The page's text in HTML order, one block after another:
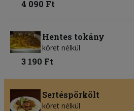
4 090 Ft
Hentes tokány
köret nélkül
3 190 Ft
Sertéspörkölt
köret nélkül